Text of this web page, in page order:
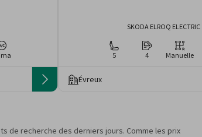
SKODA ELROQ ELECTRIC
5 4 Manuelle
Évreux
de recherche des derniers jours. Comme les prix